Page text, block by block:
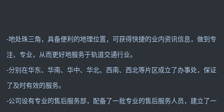
-地处珠三角，具备便利的地理位置，可获得快捷的业内资讯信息，做到专
注、专业，从而更好地服务于轨道交通行业。
-分别在华东、华南、华中、华北、西南、西北等片区成立了办事处，保证
了及时有效的服务。
-公司设有专业的售后服务部，配备了一批专业的售后服务人员，建立了一